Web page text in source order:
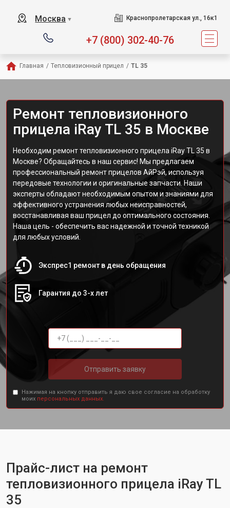
Москва ▼ Краснопролетарская ул., 16к1
+7 (800) 302-40-76
Главная / Тепловизионный прицел / TL 35
Ремонт тепловизионного
прицела iRay TL 35 в Москве
Необходим ремонт тепловизионного прицела iRay TL 35 в
Москве? Обращайтесь в наш сервис! Мы предлагаем
профессиональный ремонт прицелов АйРэй, используя
передовые технологии и оригинальные запчасти. Наши
эксперты обладают необходимым опытом и знаниями для
эффективного устранения любых неисправностей,
восстанавливая ваш прицел до оптимального состояния.
Наша цель - обеспечить вас надежной и точной техникой
для любых условий.
Экспрес1 ремонт в день обращения
Гарантия до 3-х лет
Отправить заявку
Нажимая на кнопку отправить я даю свое согласие на обработку
моих персональных данных.
Прайс-лист на ремонт
тепловизионного прицела iRay TL
35